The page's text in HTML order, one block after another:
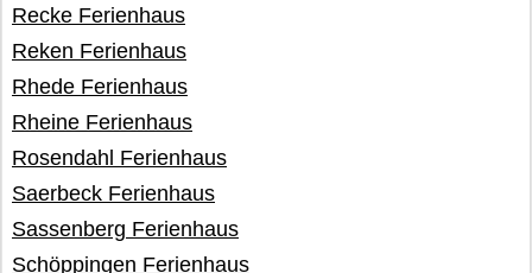
Recke Ferienhaus
Reken Ferienhaus
Rhede Ferienhaus
Rheine Ferienhaus
Rosendahl Ferienhaus
Saerbeck Ferienhaus
Sassenberg Ferienhaus
Schöppingen Ferienhaus